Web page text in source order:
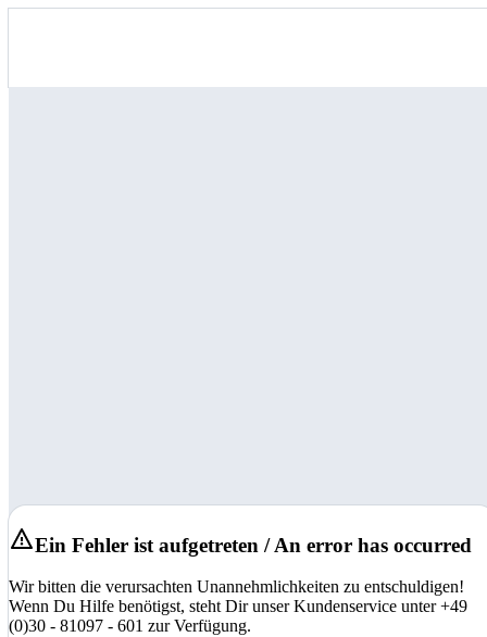
Ein Fehler ist aufgetreten / An error has occurred
Wir bitten die verursachten Unannehmlichkeiten zu entschuldigen!
Wenn Du Hilfe benötigst, steht Dir unser Kundenservice unter +49
(0)30 - 81097 - 601 zur Verfügung.